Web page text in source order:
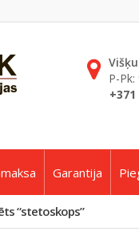
P-
+371
Garantija
“stetoskops”